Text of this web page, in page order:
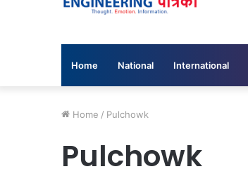
Home National International
Home / Pulchowk
Pulchowk